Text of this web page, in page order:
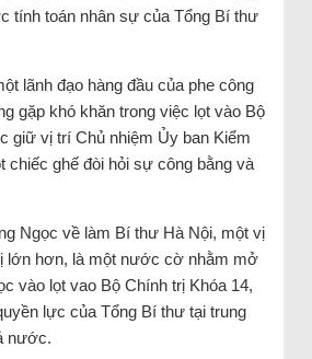
tính toán nhân sự của Tổng Bí thư
lãnh đạo hàng đầu của phe công
gặp khó khăn trong việc lọt vào Bộ
giữ vị trí Chủ nhiệm Ủy ban Kiểm
chiếc ghế đòi hỏi sự công bằng và
Ngọc về làm Bí thư Hà Nội, một vị
lớn hơn, là một nước cờ nhằm mở
vào lọt vao Bộ Chính trị Khóa 14,
lực của Tổng Bí thư tại trung
nước.